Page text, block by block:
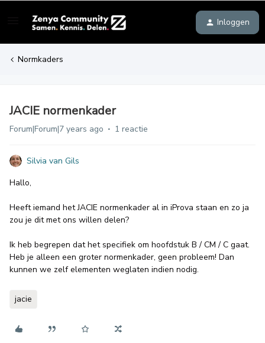
Inloggen
Normkaders
JACIE normenkader
Forum|Forum|7 years ago 1 reactie
Silvia van Gils
Hallo,
Heeft iemand het JACIE normenkader al in iProva staan en zo ja
zou je dit met ons willen delen?
Ik heb begrepen dat het specifiek om hoofdstuk B / CM / C gaat.
Heb je alleen een groter normenkader, geen probleem! Dan
kunnen we zelf elementen weglaten indien nodig.
jacie